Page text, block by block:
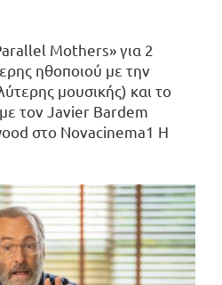
Mothers» για 2
ηθοποιού με την
μουσικής) και το
τον Javier Bardem
στο Novacinema1 Η